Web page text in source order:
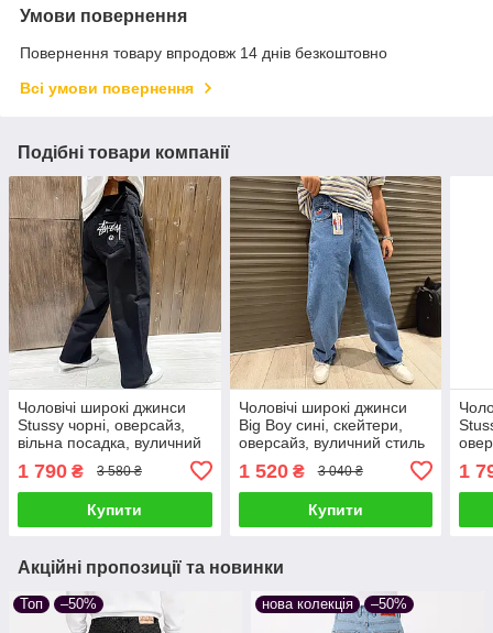
Умови повернення
Повернення товару впродовж 14 днів безкоштовно
Всі умови повернення
Подібні товари компанії
Чоловічі широкі джинси
Stussy чорні, оверсайз,
вільна посадка, вуличний
якість, вишивка Stussy ball
8
1 790 ₴ 3 580 ₴
Купити
Чоловічі широкі джинси
Big Boy сині, скейтери,
оверсайз, вуличний стиль
1 520₴ 3 040 ₴
Купити
1
Акційні пропозиції та новинки
Топ –50% нова колекція –50%